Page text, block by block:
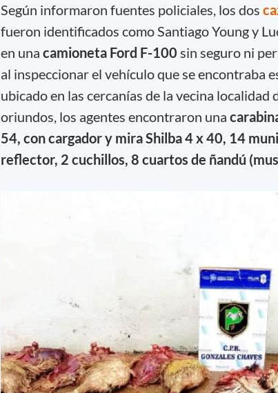
Según informaron fuentes policiales, los dos
fueron identificados como Santiago Young y
en una camioneta Ford F-100 sin seguro ni
al inspeccionar el vehículo que se encontraba
ubicado en las cercanías de la vecina localidad
oriundos, los agentes encontraron una
54, con cargador y mira Shilba 4 x 40, 14
reflector, 2 cuchillos, 8 cuartos de ñandú